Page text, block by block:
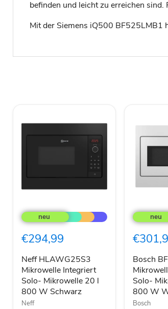
befinden und leicht zu erreichen
Mit der Siemens iQ500 BF525LMB1
HLAWG25S3
Mikrowelle
Solo-
20
l
800
W
Schwarz
€294,99
Neff HLAWG25S3
Mikrowelle Integriert
Solo- Mikrowelle 20 l
800 W Schwarz
Neff
Solo-
20
l
800
W
Weiß
Bosch
Solo-
800 W
Bosch